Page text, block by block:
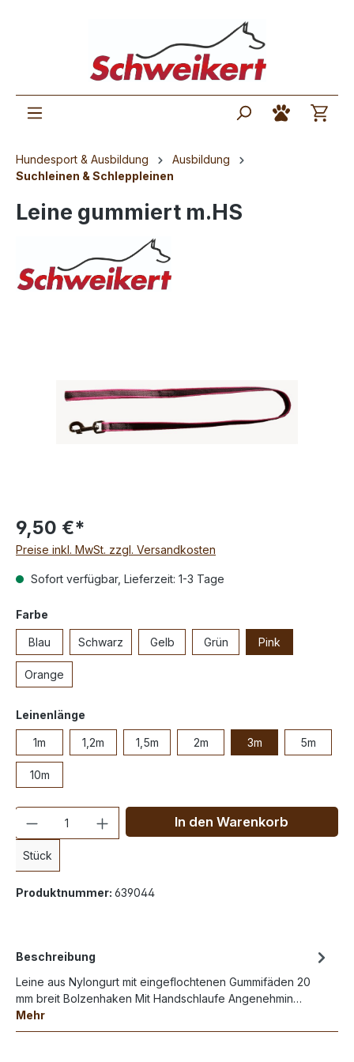
Hundesport & Ausbildung
Ausbildung
Suchleinen & Schleppleinen
Leine gummiert m.HS
9,50 €*
Preise inkl. MwSt. zzgl. Versandkosten
Sofort verfügbar, Lieferzeit: 1-3 Tage
Farbe
Blau Schwarz Gelb Grün Pink
Orange
Leinenlänge
1m 1,2m 1,5m 2m 3m 5m
10m
Anzahl
Stück
In den Warenkorb
Produktnummer: 639044
Beschreibung
Leine aus Nylongurt mit eingeflochtenen Gummifäden 20
mm breit Bolzenhaken Mit Handschlaufe Angenehmin…
Mehr